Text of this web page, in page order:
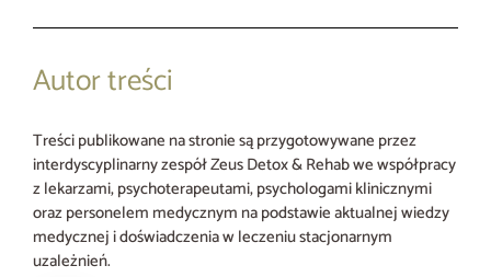
Autor treści
Treści publikowane na stronie są przygotowywane przez
interdyscyplinarny zespół Zeus Detox & Rehab we współpracy
z lekarzami, psychoterapeutami, psychologami klinicznymi
oraz personelem medycznym na podstawie aktualnej wiedzy
medycznej i doświadczenia w leczeniu stacjonarnym
uzależnień.